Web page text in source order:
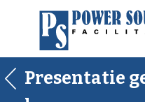
Presentatie